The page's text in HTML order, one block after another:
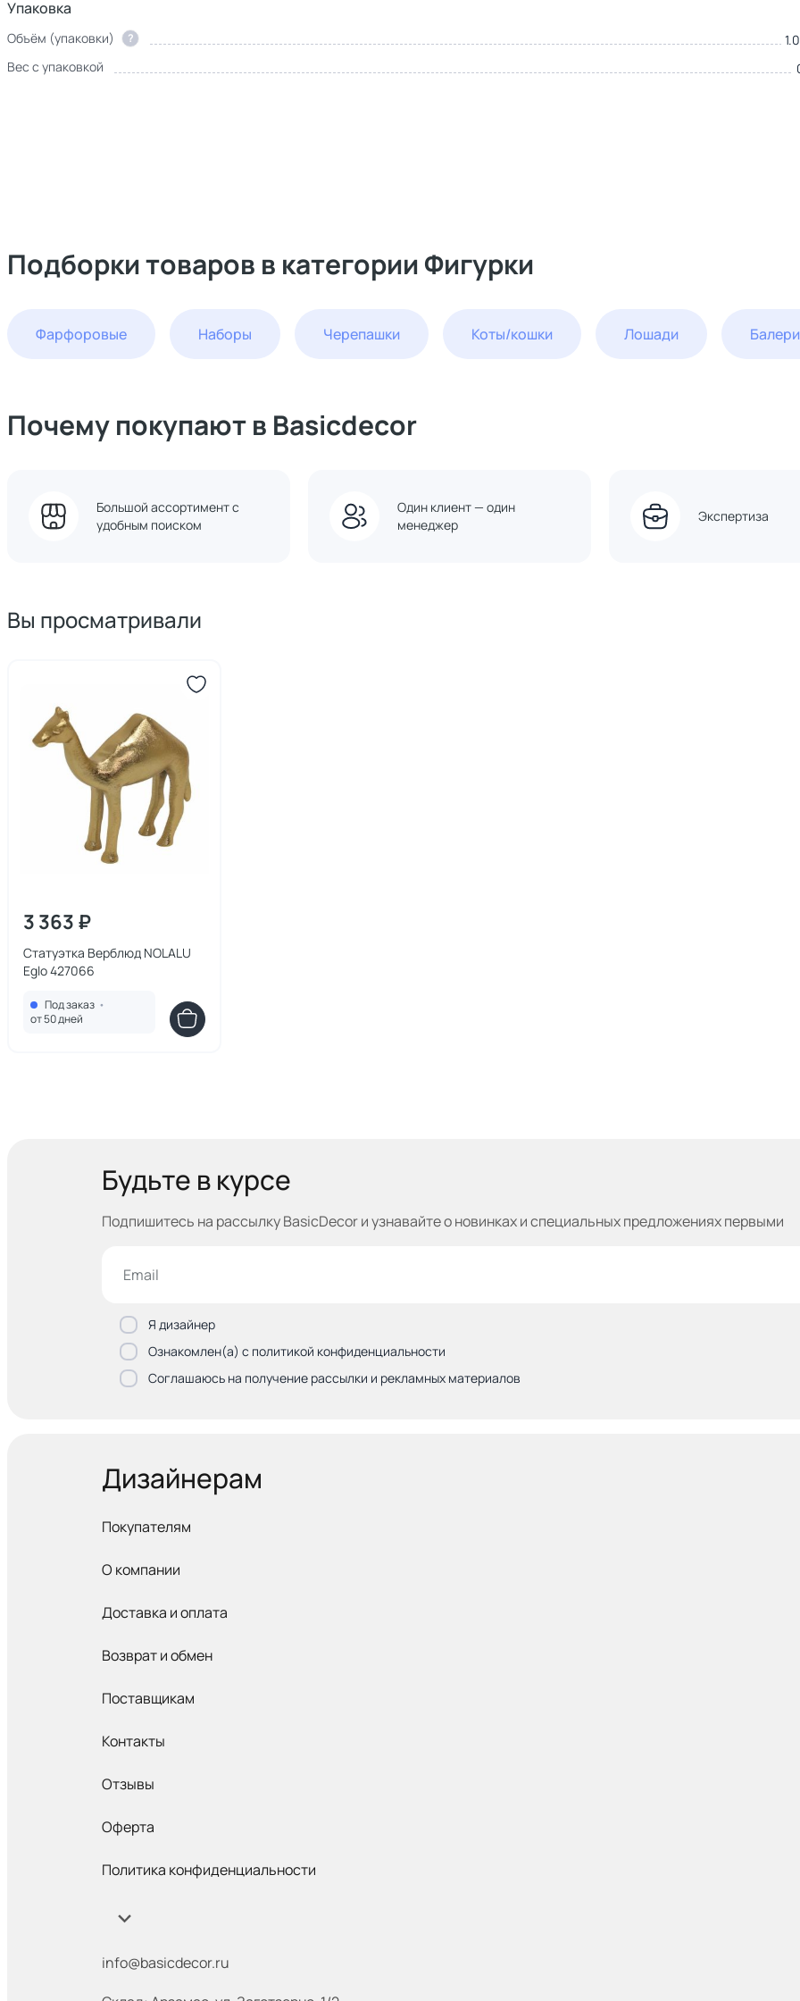
Упаковка
Объём (упаковки) ?
Вес с упаковкой
Подборки товаров в категории Фигурки
Фарфоровые Наборы Черепашки Коты/кошки Лошади
Почему покупают в Basicdecor
Большой ассортимент с
удобным поиском
Один клиент — один
менеджер
Экспертиза
Вы просматривали
3 363 ₽
Статуэтка Верблюд NOLALU
Eglo 427066
Под заказ •
от 50 дней
Будьте в курсе
Подпишитесь на рассылку BasicDecor и узнавайтео новинках и специальных предложениях первыми
Я дизайнер
Ознакомлен(а) с политикой конфиденциальности
Соглашаюсь на получение рассылки и рекламных материалов
Дизайнерам
Покупателям
О компании
Доставка и оплата
Возврат и обмен
Поставщикам
Контакты
Отзывы
Оферта
Политика конфиденциальности
info@basicdecor.ru